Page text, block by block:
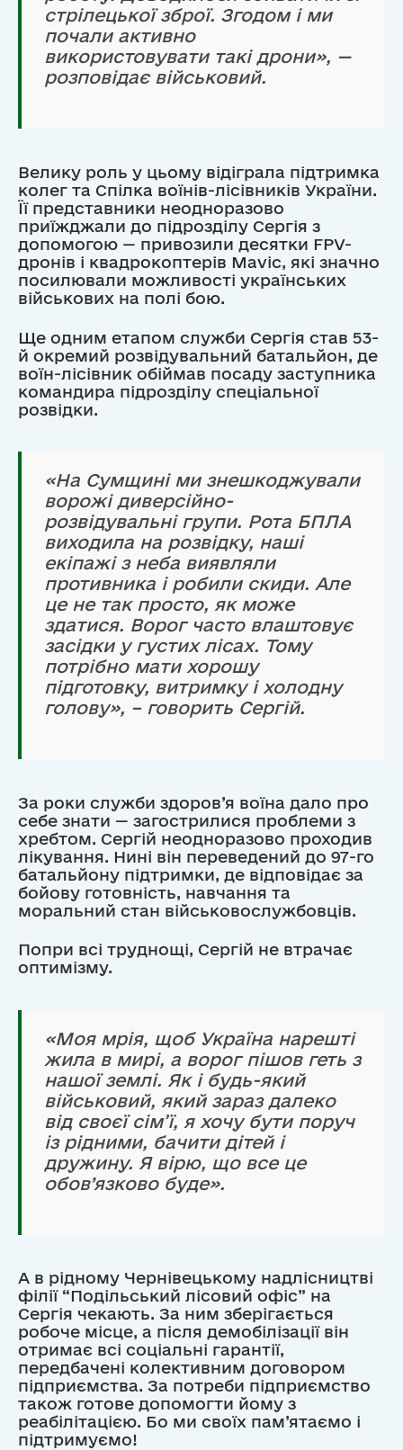
стрілецької зброї. Згодом і ми
почали активно
використовувати такі дрони», —
розповідає військовий.
Велику роль у цьому відіграла підтримка
колег та Спілка воїнів-лісівників України.
Її представники неодноразово
приїжджали до підрозділу Сергія з
допомогою — привозили десятки FPV-
дронів і квадрокоптерів Mavic, які значно
посилювали можливості українських
військових на полі бою.
Ще одним етапом служби Сергія став 53-
й окремий розвідувальний батальйон, де
воїн-лісівник обіймав посаду заступника
командира підрозділу спеціальної
розвідки.
«На Сумщині ми знешкоджували
ворожі диверсійно-
розвідувальні групи. Рота БПЛА
виходила на розвідку, наші
екіпажі з неба виявляли
противника і робили скиди. Але
це не так просто, як може
здатися. Ворог часто влаштовує
засідки у густих лісах. Тому
потрібно мати хорошу
підготовку, витримку і холодну
голову», – говорить Сергій.
За роки служби здоров’я воїна дало про
себе знати — загострилися проблеми з
хребтом. Сергій неодноразово проходив
лікування. Нині він переведений до 97-го
батальйону підтримки, де відповідає за
бойову готовність, навчання та
моральний стан військовослужбовців.
Попри всі труднощі, Сергій не втрачає
оптимізму.
«Моя мрія, щоб Україна нарешті
жила в мирі, а ворог пішов геть з
нашої землі. Як і будь-який
військовий, який зараз далеко
від своєї сім’ї, я хочу бути поруч
із рідними, бачити дітей і
дружину. Я вірю, що все це
обов’язково буде».
А в рідному Чернівецькому надлісництві
філії “Подільський лісовий офіс” на
Сергія чекають. За ним зберігається
робоче місце, а після демобілізації він
отримає всі соціальні гарантії,
передбачені колективним договором
підприємства. За потреби підприємство
також готове допомогти йому з
реабілітацією. Бо ми своїх пам’ятаємо і
підтримуємо!